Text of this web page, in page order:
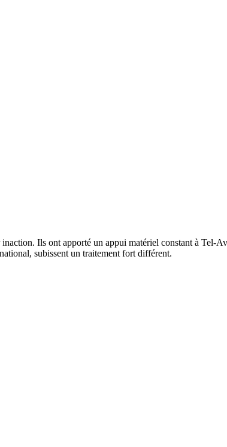
Ils ont apporté un appui matériel constant à Tel-
subissent un traitement fort différent.